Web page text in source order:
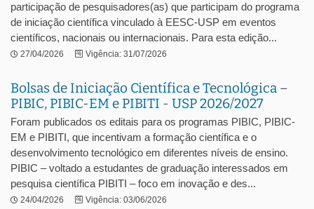
participação de pesquisadores(as) que participam do programa
de iniciação científica vinculado à EESC-USP em eventos
científicos, nacionais ou internacionais. Para esta edição...
27/04/2026 Vigência: 31/07/2026
Bolsas de Iniciação Científica e Tecnológica –
PIBIC, PIBIC-EM e PIBITI - USP 2026/2027
Foram publicados os editais para os programas PIBIC, PIBIC-
EM e PIBITI, que incentivam a formação científica e o
desenvolvimento tecnológico em diferentes níveis de ensino.
PIBIC – voltado a estudantes de graduação interessados em
pesquisa científica PIBITI – foco em inovação e des...
24/04/2026 Vigência: 03/06/2026